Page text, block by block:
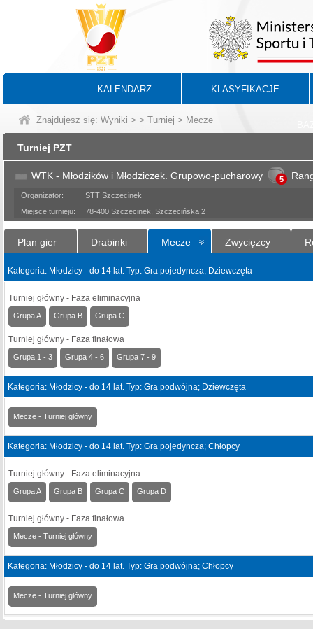
KALENDARZ KLASYFIKACJE
Znajdujesz się: Wyniki > > Turniej > Mecze
Turniej PZT
WTK - Młodzików i Młodziczek. Grupowo-pucharowy 5
Organizator:
STT Szczecinek
Miejsce turnieju:
78-400 Szczecinek, Szczecińska 2
Plan gier Drabinki Mecze Zwycięzcy
Kategoria: Młodzicy - do 14 lat. Typ: Gra pojedyncza; Dziewczęta
Turniej główny - Faza eliminacyjna
Grupa A Grupa B Grupa C
Turniej główny - Faza finałowa
Grupa 1 - 3 Grupa 4 - 6 Grupa 7 - 9
Kategoria: Młodzicy - do 14 lat. Typ: Gra podwójna; Dziewczęta
Mecze - Turniej główny
Kategoria: Młodzicy - do 14 lat. Typ: Gra pojedyncza; Chłopcy
Turniej główny - Faza eliminacyjna
Grupa A Grupa B Grupa C Grupa D
Turniej główny - Faza finałowa
Mecze - Turniej główny
Kategoria: Młodzicy - do 14 lat. Typ: Gra podwójna; Chłopcy
Mecze - Turniej główny